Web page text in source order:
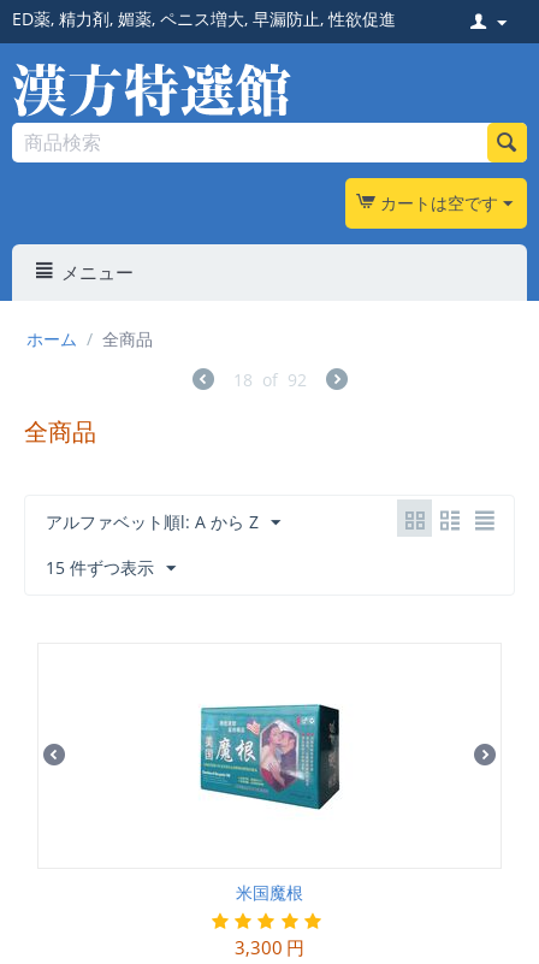
ED薬, 精力剤, 媚薬, ペニス増大, 早漏防止,性欲促進
カートは空です
メニュー
ホーム / 全商品
18 of 92
全商品
アルファベット順l: A から Z
15 件ずつ表示
米国魔根
3,300 円